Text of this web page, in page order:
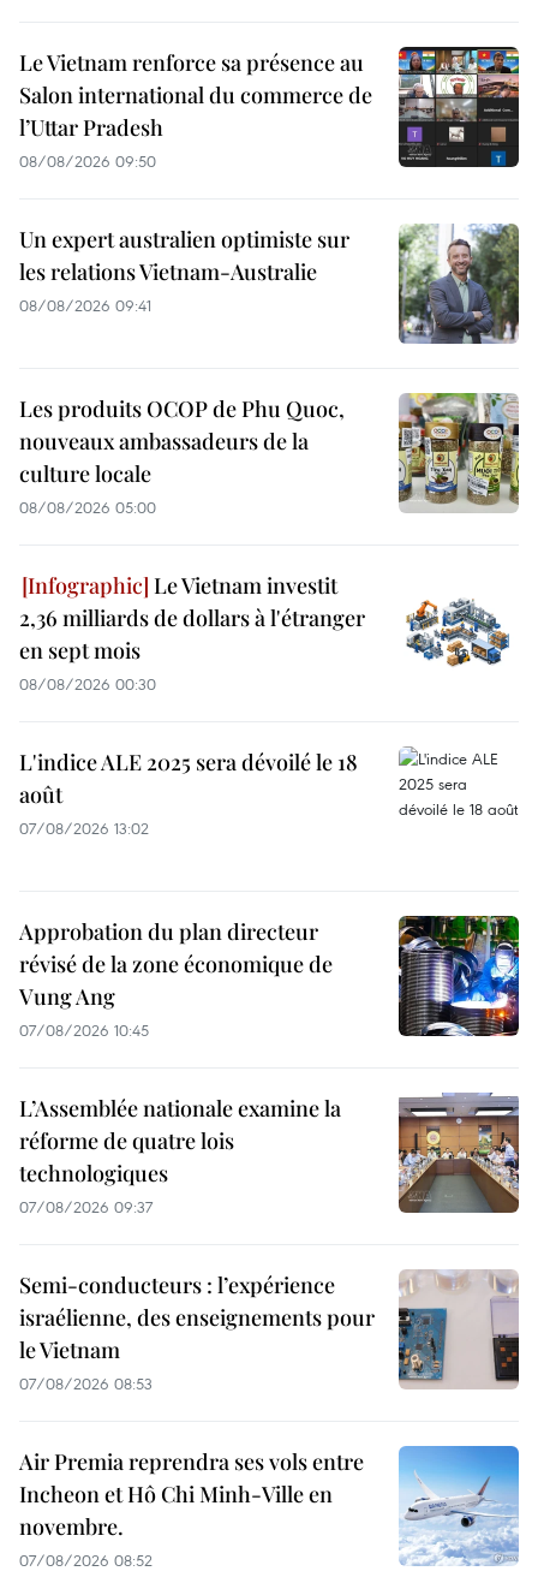
Le Vietnam renforce sa présence au
Salon international du commerce de
l’Uttar Pradesh
08/08/2026 09:50
Un expert australien optimiste sur
les relations Vietnam-Australie
08/08/2026 09:41
Les produits OCOP de Phu Quoc,
nouveaux ambassadeurs de la
culture locale
08/08/2026 05:00
Le Vietnam investit
2,36 milliards de dollars à l'étranger
en sept mois
08/08/2026 00:30
L'indice ALE 2025 sera dévoilé le 18
août
07/08/2026 13:02
Approbation du plan directeur
révisé de la zone économique de
Vung Ang
07/08/2026 10:45
L’Assemblée nationale examine la
réforme de quatre lois
technologiques
07/08/2026 09:37
Semi-conducteurs : l’expérience
israélienne, des enseignements pour
le Vietnam
07/08/2026 08:53
Air Premia reprendra ses vols entre
Incheon et Hô Chi Minh-Ville en
novembre.
07/08/2026 08:52